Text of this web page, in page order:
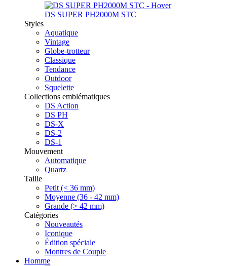
DS SUPER PH2000M STC
Styles
Aquatique
Vintage
Globe-trotteur
Classique
Tendance
Outdoor
Squelette
Collections emblématiques
DS Action
DS PH
DS-X
DS-2
DS-1
Mouvement
Automatique
Quartz
Taille
Petit (< 36 mm)
Moyenne (36 - 42 mm)
Grande (> 42 mm)
Catégories
Nouveautés
Iconique
Édition spéciale
Montres de Couple
Homme